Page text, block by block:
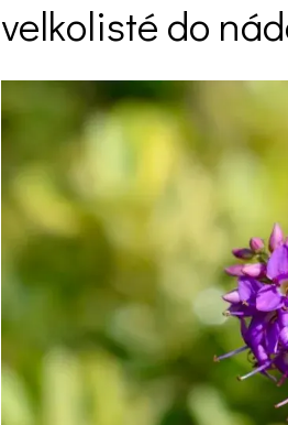
Trvalky
velkolisté do